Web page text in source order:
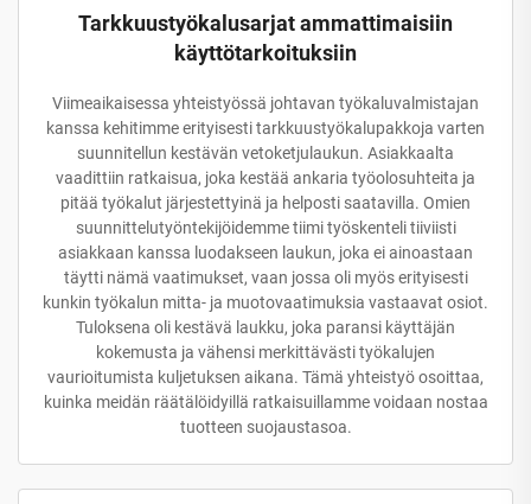
Tarkkuustyökalusarjat ammattimaisiin
käyttötarkoituksiin
Viimeaikaisessa yhteistyössä johtavan työkaluvalmistajan
kanssa kehitimme erityisesti tarkkuustyökalupakkoja varten
suunnitellun kestävän vetoketjulaukun. Asiakkaalta
vaadittiin ratkaisua, joka kestää ankaria työolosuhteita ja
pitää työkalut järjestettyinä ja helposti saatavilla. Omien
suunnittelutyöntekijöidemme tiimi työskenteli tiiviisti
asiakkaan kanssa luodakseen laukun, joka ei ainoastaan
täytti nämä vaatimukset, vaan jossa oli myös erityisesti
kunkin työkalun mitta- ja muotovaatimuksia vastaavat osiot.
Tuloksena oli kestävä laukku, joka paransi käyttäjän
kokemusta ja vähensi merkittävästi työkalujen
vaurioitumista kuljetuksen aikana. Tämä yhteistyö osoittaa,
kuinka meidän räätälöidyillä ratkaisuillamme voidaan nostaa
tuotteen suojaustasoa.